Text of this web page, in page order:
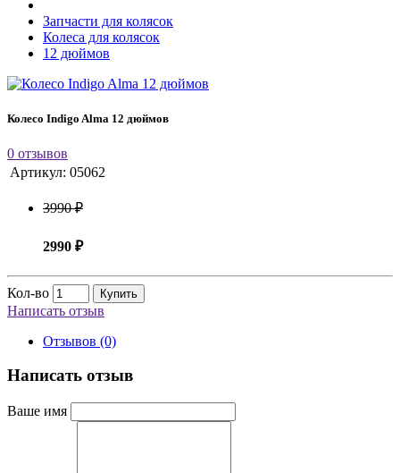
Запчасти для колясок
Колеса для колясок
12 дюймов
Колесо Indigo Alma 12 дюймов
0 отзывов
Артикул: 05062
3990 ₽
2990 ₽
Кол-во Купить
Написать отзыв
Отзывов (0)
Написать отзыв
Ваше имя